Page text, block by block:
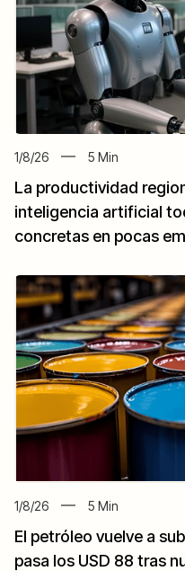
1/8/26 5 Min
La productividad
inteligencia artificial
concretas en pocas
1/8/26 5 Min
El petróleo vuelve a
pasa los USD 88 tras